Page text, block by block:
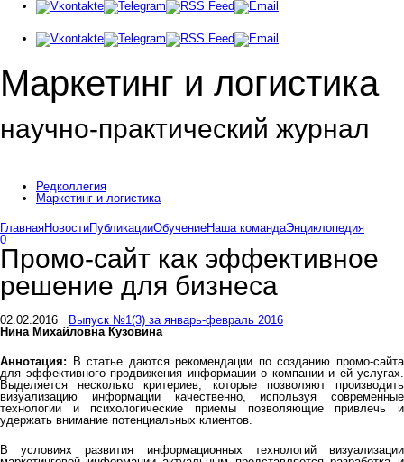
Маркетинг и логистика
научно-практический журнал
Редколлегия
Маркетинг и логистика
ГлавнаяНовостиПубликацииОбучениеНаша командаЭнциклопедия
0
Промо-сайт как эффективное
решение для бизнеса
02.02.2016
Выпуск №1(3) за январь-февраль 2016
Нина Михайловна Кузовина
Аннотация: В статье даются рекомендации по созданию промо-сайта
для эффективного продвижения информации о компании и ей услугах.
Выделяется несколько критериев, которые позволяют производить
визуализацию информации качественно, используя современные
технологии и психологические приемы позволяющие привлечь и
удержать внимание потенциальных клиентов.
В условиях развития информационных технологий визуализации